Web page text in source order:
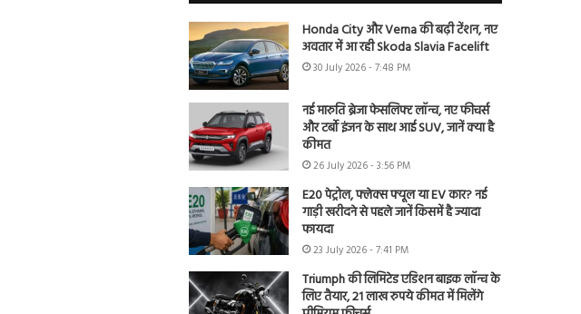
Honda City और Verna की बढ़ी टेंशन, नए
अवतार में आ रही Skoda Slavia Facelift
30 July 2026 - 7:48 PM
नई मारुति ब्रेजा फेसलिफ्ट लॉन्च, नए फीचर्स
और टर्बो इंजन के साथ आई SUV, जानें क्या है
कीमत
26 July 2026 - 3:56 PM
E20 पेट्रोल, फ्लेक्स फ्यूल या EV कार? नई
गाड़ी खरीदने से पहले जानें किसमें है ज्यादा
फायदा
23 July 2026 - 7:41 PM
Triumph की लिमिटेड एडिशन बाइक लॉन्च के
लिए तैयार, 21 लाख रुपये कीमत में मिलेंगे